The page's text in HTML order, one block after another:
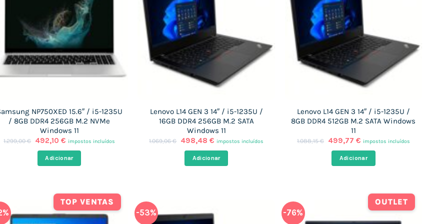
NP750XED 15.6″ / i5-1235U
/ 8GB DDR4 256GB M.2 NVMe
Windows 11
1.299,00€
O
original
era:
492,10 €O
preço
atual
é:
impostos incluídos
Adicionar
Lenovo L14 GEN 3 14″ / i5-1235U /
16GB DDR4 256GB M.2 SATA
Windows 11
1.069,06€
O
original
era:
498,48€ O
preço
atual
é:
impostos incluídos
Adicionar
Lenovo L14 GEN 3 14″ / i5-1235U /
8GB DDR4 512GB M.2 SATA Windows
11
1.088,15€
O
original
era:
499,77 €O
preço
atual
é:
impostos incluídos
Adicionar
TOP VENTAS
-53%
-76%
OUTLET